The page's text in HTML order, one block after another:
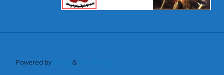
Powered by Fluida & WordPress.